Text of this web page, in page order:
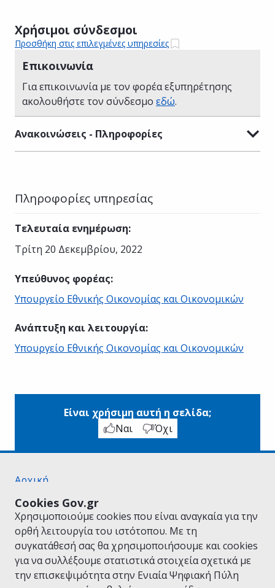
Cookies Gov.gr
Χρησιμοποιούμε cookies που είναι αναγκαία για την
ορθή λειτουργία του ιστότοπου. Με τη
συγκατάθεσή σας θα χρησιμοποιήσουμε και cookies
για να συλλέξουμε στατιστικά στοιχεία σχετικά με
την επισκεψιμότητα στην Ενιαία Ψηφιακή Πύλη
Χρήσιμοι σύνδεσμοι
Προσθήκη στις επιλεγμένες υπηρεσίες
Επικοινωνία
Για επικοινωνία με τον φορέα εξυπηρέτησης
ακολουθήστε τον σύνδεσμο εδώ.
Ανακοινώσεις - Πληροφορίες
Πληροφορίες υπηρεσίας
Τελευταία ενημέρωση:
Τρίτη 20 Δεκεμβρίου, 2022
Υπεύθυνος φορέας:
Υπουργείο Εθνικής Οικονομίας και Οικονομικών
Ανάπτυξη και λειτουργία:
Υπουργείο Εθνικής Οικονομίας και Οικονομικών
Είναι χρήσιμη αυτή η σελίδα;
Ναι
Όχι
Αρχική
Όροι Χρήσης
Πολιτική Απορρήτου
Δήλωση προσβασιμότητας
Πολιτική cookies
Προτάσεις για το gov.gr
Υλοποίηση από το Υπουργείο Ψηφιακής